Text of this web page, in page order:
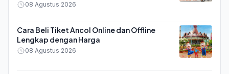
08 Agustus 2026
Cara Beli Tiket Ancol Online dan Offline
Lengkap dengan Harga
08 Agustus 2026